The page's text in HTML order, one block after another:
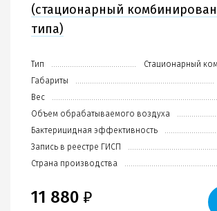
(стационарный
типа)
Тип
Стационарный
Габариты
Вес
Объем обрабатываемого воздуха
Бактерицидная эффективность
Запись в реестре ГИСП
Страна производства
11 880 ₽